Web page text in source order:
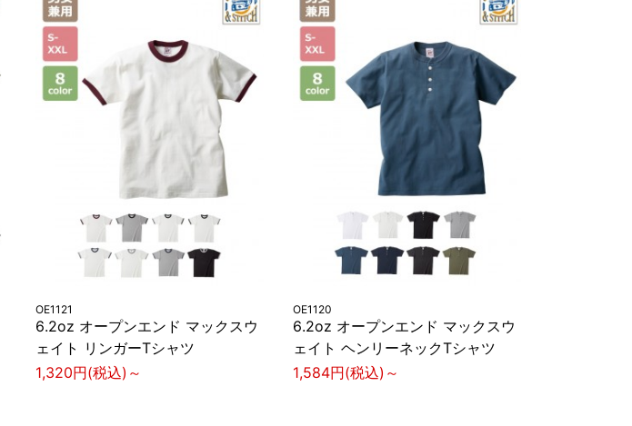
OE1121
6.2oz オープンエンド マックスウ
ェイト リンガーTシャツ
1,320円(税込)～
OE1120
6.2oz オープンエンド マックスウ
ェイト ヘンリーネックTシャツ
1,584円(税込)～